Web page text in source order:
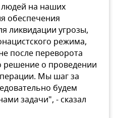
на наших
обеспечения
ликвидации угрозы,
режима,
после переворота
решение о проведении
Мы шаг за
будем
задачи", - сказал